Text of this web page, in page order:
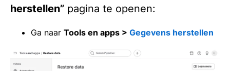
herstellen” pagina te openen:
Ga naar Tools en apps > Gegevens herstellen